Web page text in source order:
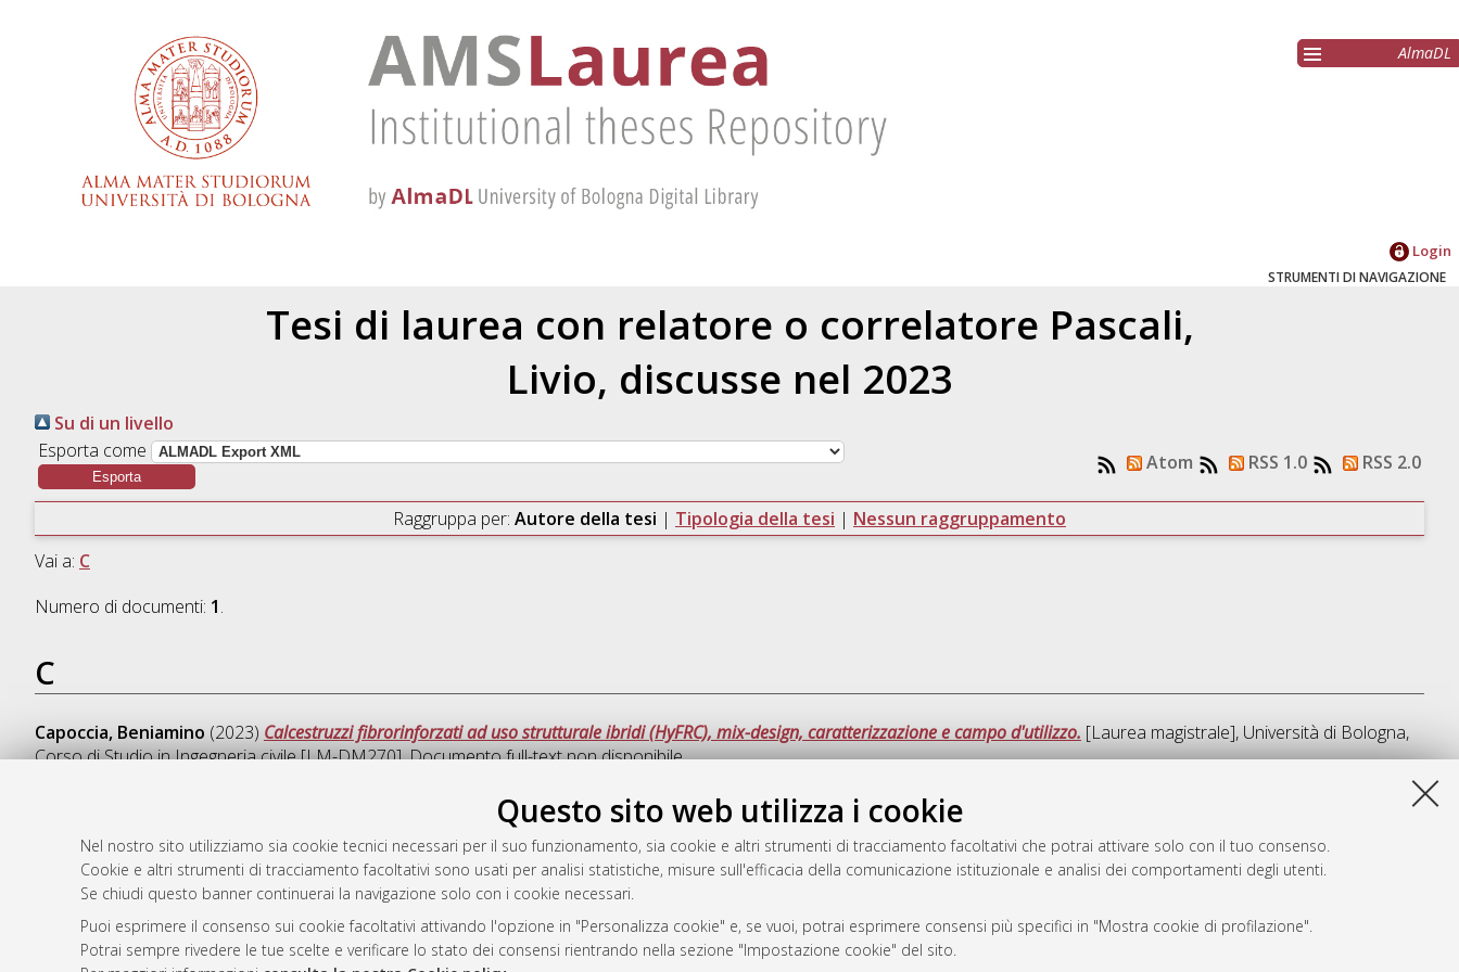
Questo sito web utilizza i cookie
Nel nostro sito utilizziamo sia cookie tecnici necessari per il suo funzionamento, sia cookie e altri strumenti di tracciamento facoltativi che potrai attivare solo con il tuo consenso.
Cookie e altri strumenti di tracciamento facoltativi sono usati per analisi statistiche, misure sull'efficacia della comunicazione istituzionale e analisi dei comportamenti degli utenti.
Se chiudi questo banner continuerai la navigazione solo con i cookie necessari.
Puoi esprimere il consenso sui cookie facoltativi attivando l'opzione in "Personalizza cookie" e, se vuoi, potrai esprimere consensi più specifici in "Mostra cookie di profilazione".
Potrai sempre rivedere le tue scelte e verificare lo stato dei consensi rientrando nella sezione "Impostazione cookie" del sito.
AlmaDL
Login
STRUMENTI DI NAVIGAZIONE
Tesi di laurea con relatore o correlatore Pascali,
Livio, discusse nel 2023
Su di un livello
Esporta come
Atom RSS 1.0 RSS 2.0
Raggruppa per: Autore della tesi | Tipologia della tesi | Nessun raggruppamento
Vai a: C
Numero di documenti: 1.
C
Capoccia, Beniamino (2023) Calcestruzzi fibrorinforzati ad uso strutturale ibridi (HyFRC), mix-design, caratterizzazione e campo d'utilizzo. [Laurea magistrale], Università di Bologna,
Corso di Studio inIngegneria civile [LM-DM270], Documento full-text non disponibile
Questa lista e' stata generata il Fri Aug 7 22:57:41 2026 CEST
Atom
Rss 2.0
AMS Laurea
Servizio implementato e gestito da
Impostazioni Cookie
Informativa sulla privacy